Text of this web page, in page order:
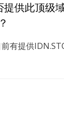
供此顶级
有提供